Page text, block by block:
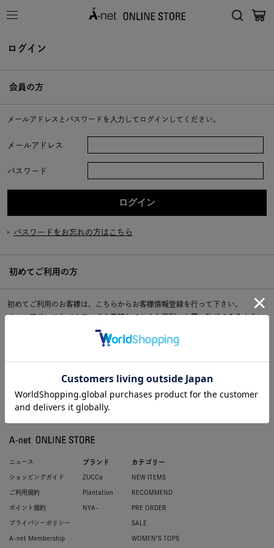
ログイン
会員の方
メールアドレスとパスワードを入力してログインしてください。
メールアドレス
パスワード
パスワードをお忘れの方はこちら
初めてご利用の方
初めてご利用のお客様は、こちらからお客様情報登録を行って下さい。
メールアドレスとパスワードを登録しておくと便利にお買い物ができるように
ニュース
ショッピングガイド
ご利用規約
ポイント規約
プライバシーポリシー
A-net Membership
ブランド
ZUCCa
Plantation
NYA-
カテゴリー
NEW ITEMS
RECOMMEND
PRE ORDER
SALE
WOMEN'S TOPS